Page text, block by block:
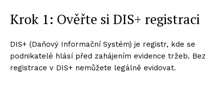
Krok 1: Ověřte si DIS+ registraci
DIS+ (Daňový Informační Systém) je registr, kde se
podnikatelé hlásí před zahájením evidence tržeb. Bez
registrace v DIS+ nemůžete legálně evidovat.